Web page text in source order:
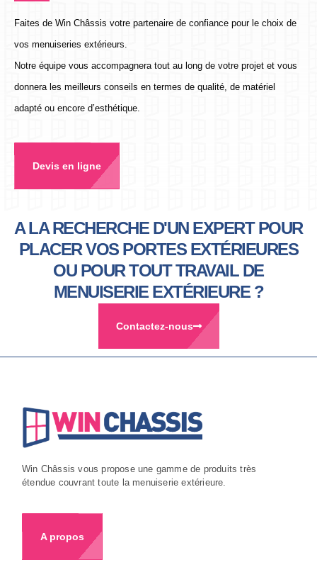
Faites de Win Châssis votre partenaire de confiance pour le choix de
vos menuiseries extérieurs.
Notre équipe vous accompagnera tout au long de votre projet et vous
donnera les meilleurs conseils en termes de qualité, de matériel
adapté ou encore d’esthétique.
Devis en ligne
A LA RECHERCHE D'UN EXPERT POUR
PLACER VOS PORTES EXTÉRIEURES
OU POUR TOUT TRAVAIL DE
MENUISERIE EXTÉRIEURE ?
Contactez-nous
Win Châssis vous propose une gamme de produits très
étendue couvrant toute la menuiserie extérieure.
A propos